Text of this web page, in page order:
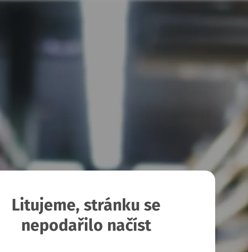
Litujeme, stránku se
nepodařilo načíst